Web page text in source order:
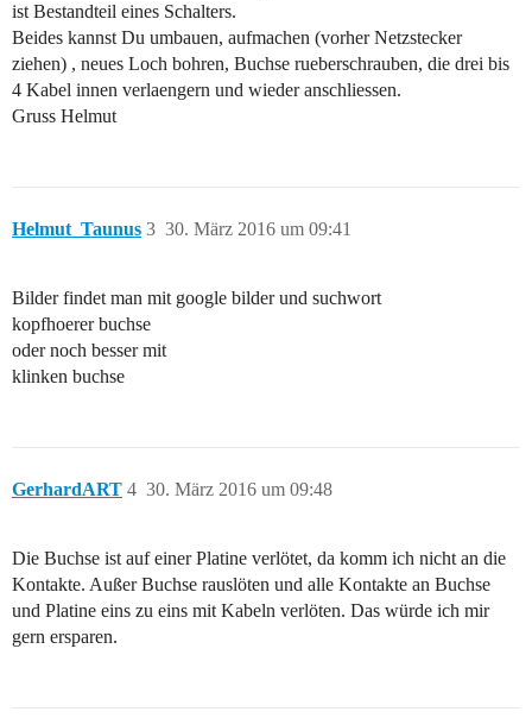
ist Bestandteil eines Schalters.
Beides kannst Du umbauen, aufmachen (vorher Netzstecker
ziehen) , neues Loch bohren, Buchse rueberschrauben, die drei bis
4 Kabel innen verlaengern und wieder anschliessen.
Gruss Helmut
Helmut_Taunus 30. März 2016 um 09:41
3
Bilder findet man mit google bilder und suchwort
kopfhoerer buchse
oder noch besser mit
klinken buchse
GerhardART 30. März 2016 um 09:48
4
Die Buchse ist auf einer Platine verlötet, da komm ich nicht an die
Kontakte. Außer Buchse rauslöten und alle Kontakte an Buchse
und Platine eins zu eins mit Kabeln verlöten. Das würde ich mir
gern ersparen.